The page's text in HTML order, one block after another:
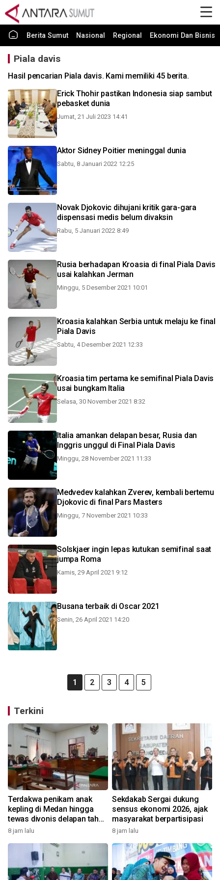
Berita Sumut Nasional Regional Ekonomi Dan Bisnis
Piala davis
Hasil pencarian Piala davis. Kami memiliki 45 berita.
Erick Thohir pastikan Indonesia siap sambut
pebasket dunia
Jumat, 21 Juli 2023 14:41
Aktor Sidney Poitier meninggal dunia
Sabtu, 8 Januari 2022 12:25
Novak Djokovic dihujani kritik gara-gara
dispensasi medis belum divaksin
Rabu, 5 Januari 2022 8:49
Rusia berhadapan Kroasia di final Piala Davis
usai kalahkan Jerman
Minggu, 5 Desember 2021 10:01
Kroasia kalahkan Serbia untuk melaju ke final
Piala Davis
Sabtu, 4 Desember 2021 12:33
Kroasia tim pertama ke semifinal Piala Davis
usai bungkam Italia
Selasa, 30 November 2021 8:32
Italia amankan delapan besar, Rusia dan
Inggris unggul di Final Piala Davis
Minggu, 28 November 2021 11:33
Medvedev kalahkan Zverev, kembali bertemu
Djokovic di final Pars Masters
Minggu, 7 November 2021 10:33
Solskjaer ingin lepas kutukan semifinal saat
jumpa Roma
Kamis, 29 April 2021 9:12
Busana terbaik di Oscar 2021
Senin, 26 April 2021 14:20
1 2 3 4 5
Terkini
Terdakwa penikam anak
kepling di Medan hingga
tewas divonis delapan tahun
penjara
8 jam lalu
Sekdakab Sergai dukung
sensus ekonomi 2026, ajak
masyarakat berpartisipasi
8 jam lalu